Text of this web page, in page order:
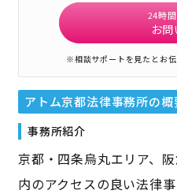
24時
お
※相談サポートを見たとお伝
アトム京都法律事務所の概
事務所紹介
京都・四条烏丸エリア、
内のアクセスの良い法律